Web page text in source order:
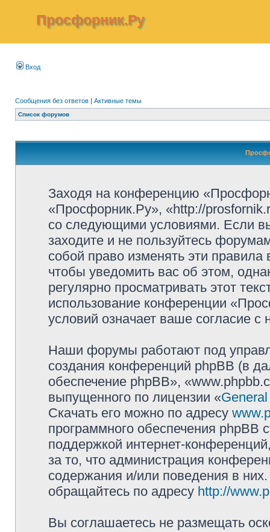
Просфорник.Ру
Вход
Сообщения без ответов | Активные темы
Список форумов
Заходя на конференцию
«Просфорник.Ру», «http://
со следующими условиями. Если
заходите и не пользуйтесь
собой право изменять эти
чтобы уведомить вас об этом,
регулярно просматривать этот
использование конференции
условий означает ваше согласие с
Наши форумы работают под
создания конференций phpBB (в
обеспечение phpBB»,
выпущенного по лицензии «
Скачать его можно по адресу
программного обеспечения phpBB
поддержкой интернет-
за то, что администрация
содержания и/или поведения в
обращайтесь по адресу http://
Вы соглашаетесь не размещать